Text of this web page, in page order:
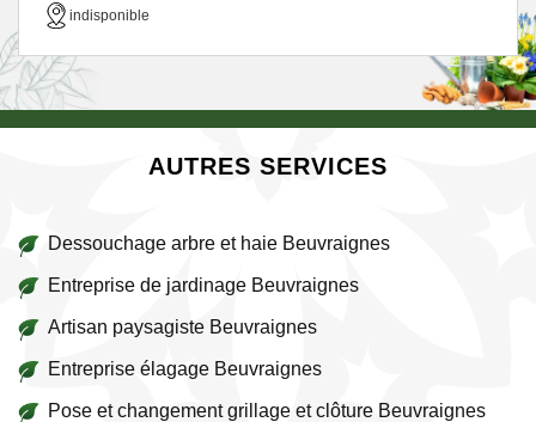
indisponible
AUTRES SERVICES
Dessouchage arbre et haie Beuvraignes
Entreprise de jardinage Beuvraignes
Artisan paysagiste Beuvraignes
Entreprise élagage Beuvraignes
Pose et changement grillage et clôture Beuvraignes